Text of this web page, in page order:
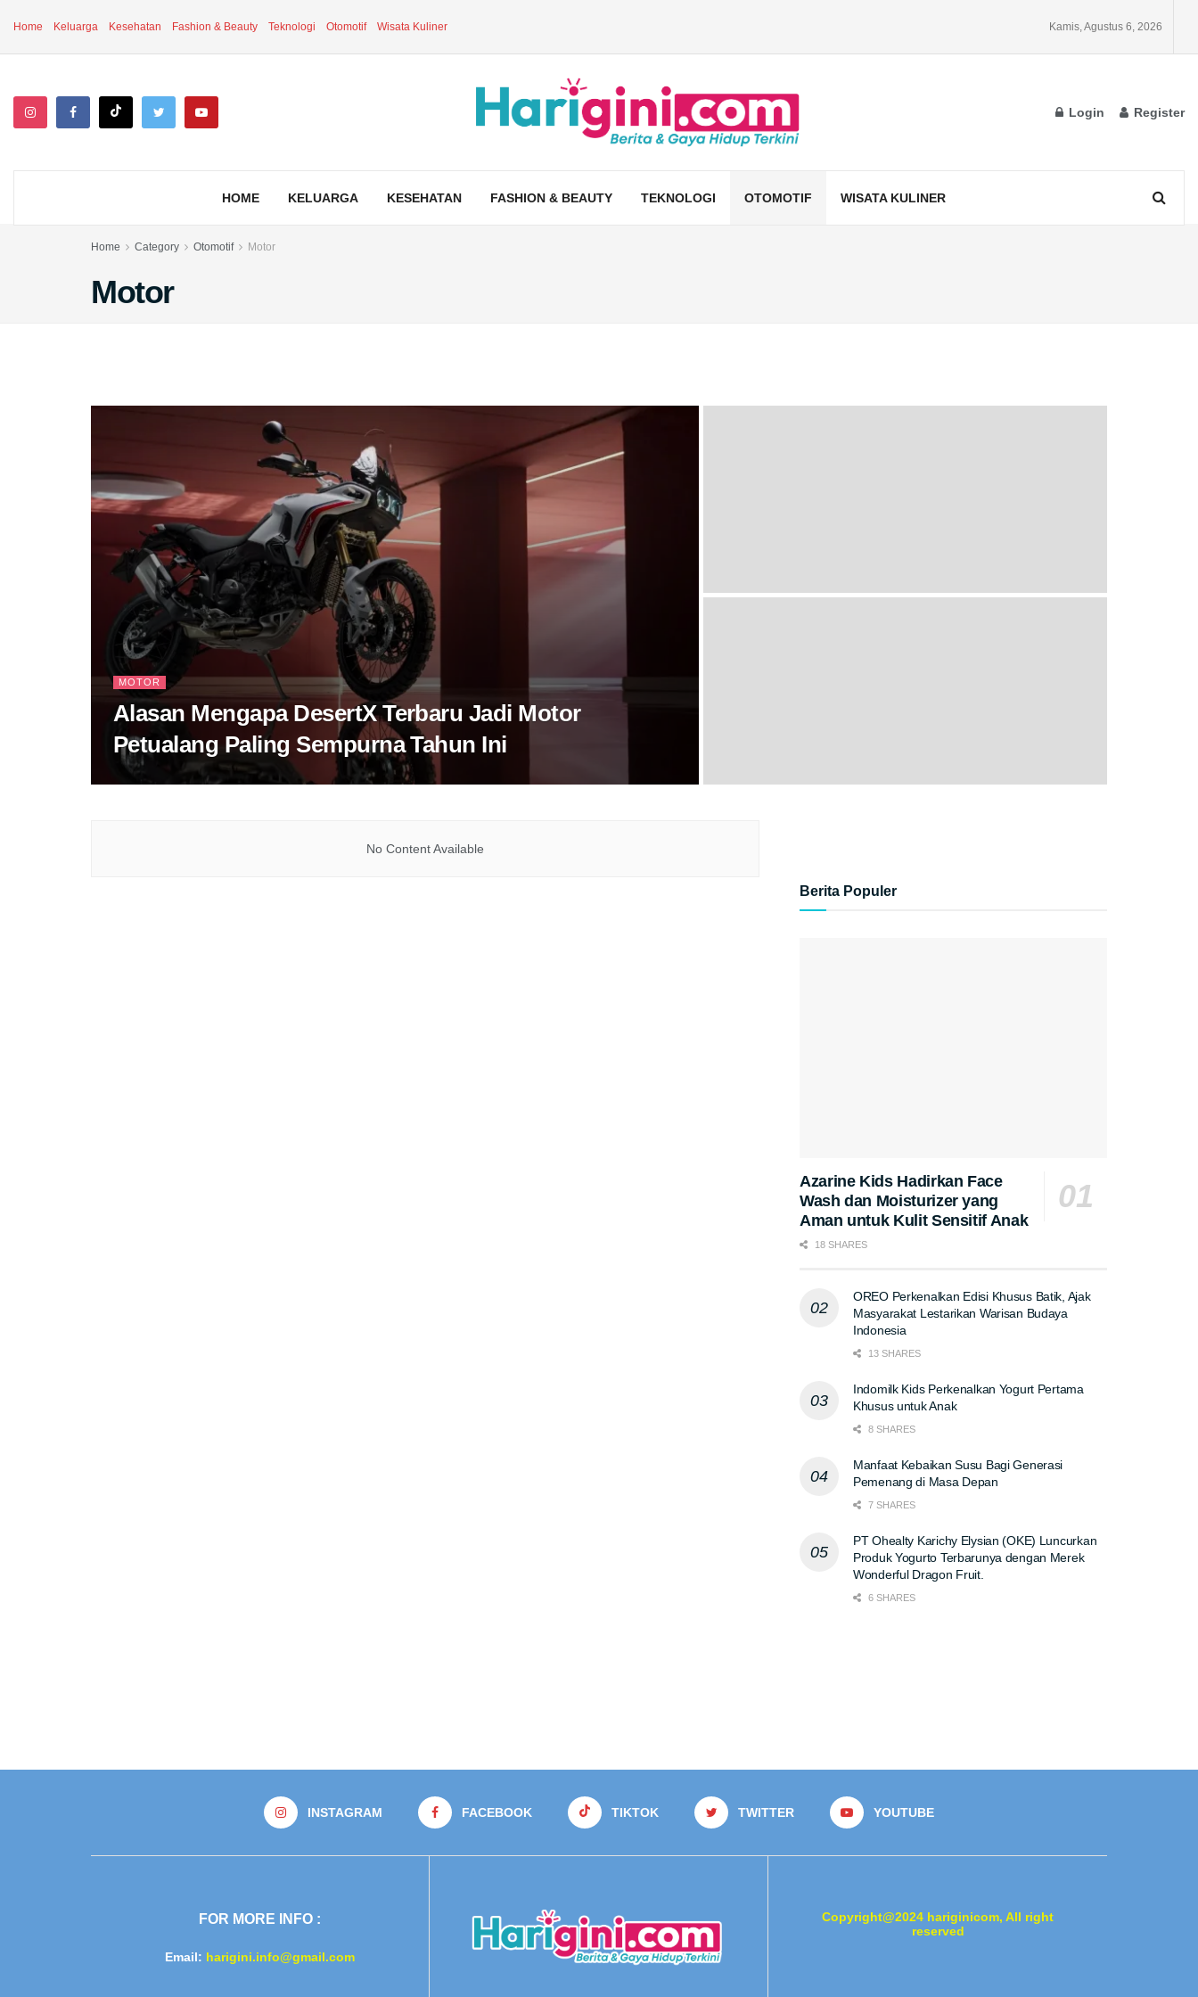
Home Keluarga Kesehatan Fashion & Beauty Teknologi Otomotif Wisata Kuliner Kamis, Agustus 6, 2026
Login Register
HOME KELUARGA KESEHATAN FASHION & BEAUTY TEKNOLOGI OTOMOTIF WISATA KULINER
Home Category Otomotif Motor
Motor
MOTOR
Alasan Mengapa DesertX Terbaru Jadi Motor
Petualang Paling Sempurna Tahun Ini
No Content Available
Berita Populer
Azarine Kids Hadirkan Face
Wash dan Moisturizer yang
Aman untuk Kulit Sensitif Anak
18 SHARES
OREO Perkenalkan Edisi Khusus Batik, Ajak
Masyarakat Lestarikan Warisan Budaya
Indonesia
13 SHARES
Indomilk Kids Perkenalkan Yogurt Pertama
Khusus untuk Anak
8 SHARES
Manfaat Kebaikan Susu Bagi Generasi
Pemenang di Masa Depan
7 SHARES
PT Ohealty Karichy Elysian (OKE) Luncurkan
Produk Yogurto Terbarunya dengan Merek
Wonderful Dragon Fruit.
6 SHARES
INSTAGRAM FACEBOOK TIKTOK TWITTER YOUTUBE
FOR MORE INFO :
Email: harigini.info@gmail.com
Copyright@2024 hariginicom, All right
reserved